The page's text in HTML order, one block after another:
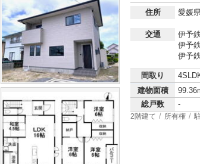
住所 愛媛
交通
伊予
伊予
伊予
間取り
建物面積
総戸数 -
2階建て 所有権